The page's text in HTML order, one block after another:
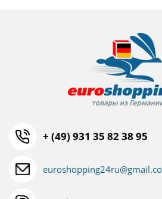
+ (49) 931 35 82 38 95